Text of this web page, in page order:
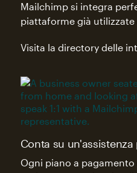
Mailchimp si integra
piattaforme già utilizzate
Visita la directory delle
Conta su
Ogni piano a